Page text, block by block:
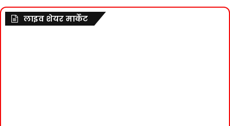
लाइव शेयर मार्केट